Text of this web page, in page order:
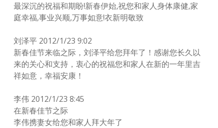
最深沉的祝福和期盼!新春伊始,祝您和家人身体康健,家
庭幸福,事业兴顺,万事如意!衣新明敬致
刘泽平 2012/1/23 9:02
新春佳节来临之际，刘泽平给您拜年了！感谢您长久以
来的关心和支持，衷心的祝福您和家人在新的一年里吉
祥如意，幸福安康！
李伟 2012/1/23 8:45
在新春佳节之际
李伟携妻女给您和家人拜大年了